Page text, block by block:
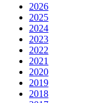
2026
2025
2024
2023
2022
2021
2020
2019
2018